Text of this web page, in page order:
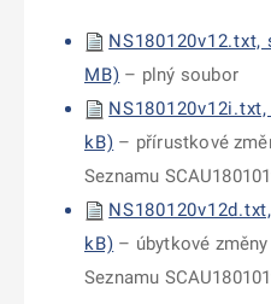
MB) – plný soubor
kB) – přírustkové
Seznamu
kB) – úbytkové
Seznamu